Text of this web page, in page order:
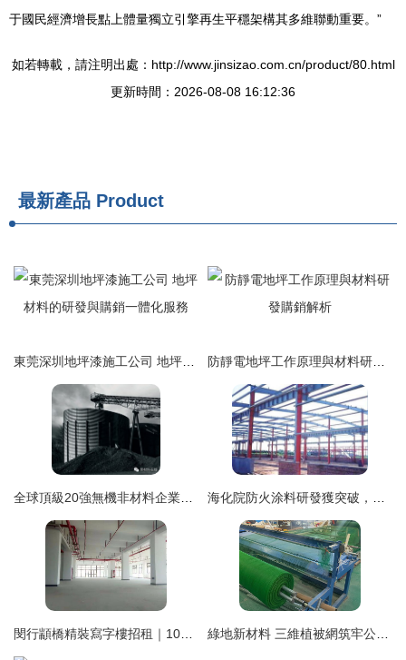
于國民經濟增長點上體量獨立引擎再生平穩架構其多維聯動重要。”
如若轉載，請注明出處：http://www.jinsizao.com.cn/product/80.html
更新時間：2026-08-08 16:12:36
最新產品 Product